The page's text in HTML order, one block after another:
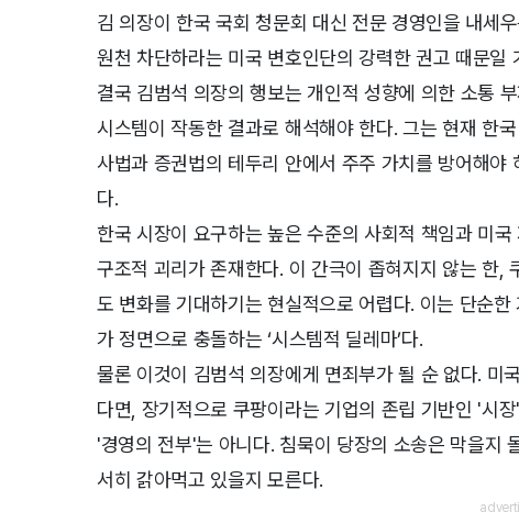
김 의장이 한국 국회 청문회 대신 전문 경영인을 내세
원천 차단하라는 미국 변호인단의 강력한 권고 때문일
결국 김범석 의장의 행보는 개인적 성향에 의한 소통
시스템이 작동한 결과로 해석해야 한다. 그는 현재 한
사법과 증권법의 테두리 안에서 주주 가치를 방어해
다.
한국 시장이 요구하는 높은 수준의 사회적 책임과 미
구조적 괴리가 존재한다. 이 간극이 좁혀지지 않는 한,
도 변화를 기대하기는 현실적으로 어렵다. 이는 단순
가 정면으로 충돌하는 ‘시스템적 딜레마’다.
물론 이것이 김범석 의장에게 면죄부가 될 순 없다. 미
다면, 장기적으로 쿠팡이라는 기업의 존립 기반인 '시
'경영의 전부'는 아니다. 침묵이 당장의 소송은 막을지
서히 갉아먹고 있을지 모른다.